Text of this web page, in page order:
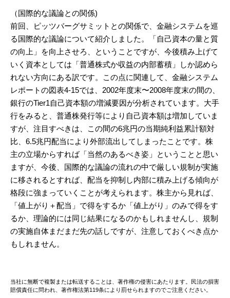
（国際的な議論との関係)
前回、ピッツバーグサミットとの関係で、金融システムを巡
る国際的な議論について紹介しました。「自己資本の量と質
の向上」を向上させろ、ということですが、今後積み上げて
いく資本としては「普通株式か収益の内部蓄積」しか認めら
れない方向にある訳です。この点に関連して、金融システム
レポートの図表4-15では、2002年度末〜2008年度末の間の、
銀行のTier1自己資本額の増減要因が分析されています。大手
行をみると、普通株発行等により自己資本額は増加していま
すが、注目すべきは、この間の6兆円の当期純利益累計額対
比、6.5兆円配当により外部流出してしまったことです。株
主の立場からすれば「当然のあるべき姿」ということと思い
ますが、今後、国際的な議論の流れの中で厳しい規制が実施
に移されるとすれば、配当を抑制し内部に積み上げる傾向が
格段に強まっていくことが考えられます。株主から見れば、
「値上がり＋配当」で得をするか「値上がり」のみで得をす
るか、理論的には同じ結果になるのかもしれませんし、規制
の実施自体まだまだ先の話しですが、注意しておくべき点か
もしれません。
当社に無断で複製または転送することは、著作権の侵害にあたります。民法の損害
賠償責任に問われ、著作権法第119条により罰せられますのでご注意ください。